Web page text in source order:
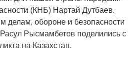
(КНБ) Нартай Дутбаев,
делам, обороне и безопасности
Рысмамбетов поделились с
на Казахстан.